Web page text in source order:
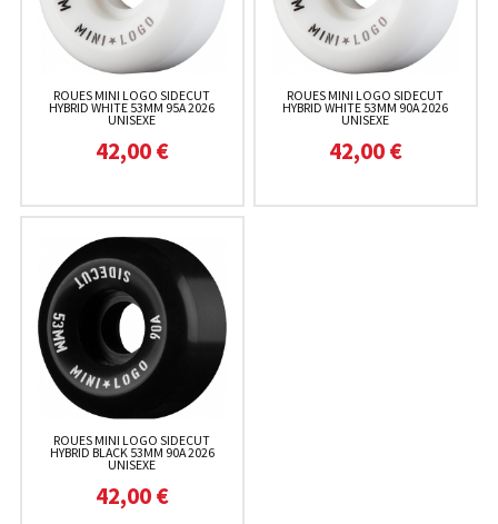
ROUES MINI LOGO SIDECUT
HYBRID WHITE 53MM 95A 2026
UNISEXE
42,00 €
ROUES MINI LOGO SIDECUT
HYBRID WHITE 53MM 90A 2026
UNISEXE
42,00 €
ROUES MINI LOGO SIDECUT
HYBRID BLACK 53MM 90A 2026
UNISEXE
42,00 €